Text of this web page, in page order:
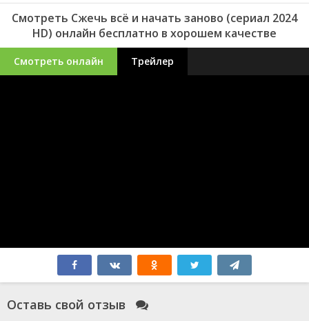
Смотреть Сжечь всё и начать заново (сериал 2024
HD) онлайн бесплатно в хорошем качестве
Смотреть онлайн Трейлер
Оставь свой отзыв